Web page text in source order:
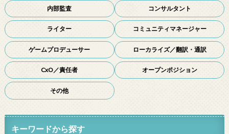
内部監査 コンサルタント
ライター コミュニティマネージャー
ゲームプロデューサー ローカライズ／翻訳・通訳
CxO／責任者 オープンポジション
その他
キーワードから探す